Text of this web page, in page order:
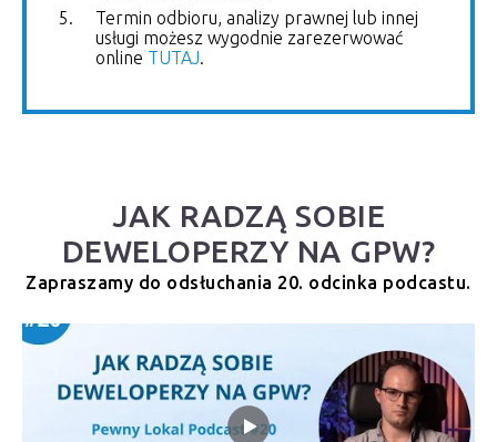
Termin odbioru, analizy prawnej lub innej
usługi możesz wygodnie zarezerwować
online TUTAJ
JAK RADZĄ SOBIE
DEWELOPERZY NA GPW?
Zapraszamy do odsłuchania 20. odcinka podcastu.